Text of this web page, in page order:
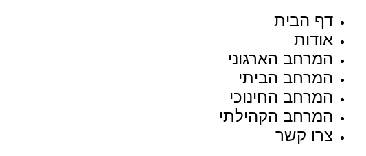
דף הבית
אודות
המרחב הארגוני
המרחב הביתי
המרחב החינוכי
המרחב הקהילתי
צרו קשר